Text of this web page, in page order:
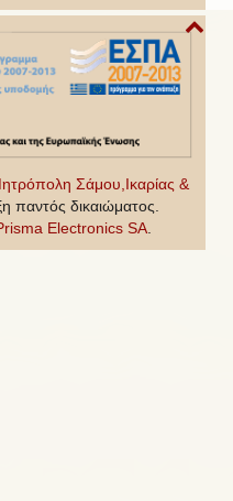
Σάμου,Ικαρίας &
παντός δικαιώματος.
Electronics SA.